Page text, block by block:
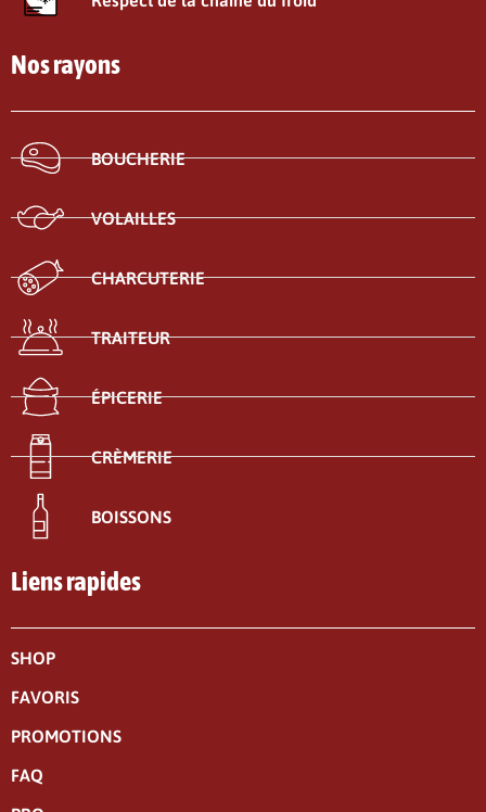
Nos rayons
BOUCHERIE
VOLAILLES
CHARCUTERIE
TRAITEUR
ÉPICERIE
CRÈMERIE
BOISSONS
Liens rapides
SHOP
FAVORIS
PROMOTIONS
FAQ